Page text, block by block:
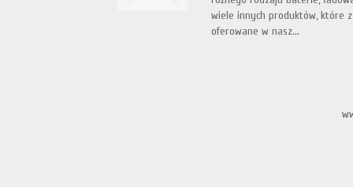
wiele innych produktów, które
oferowane w nasz...